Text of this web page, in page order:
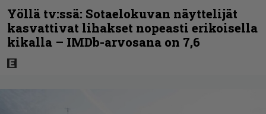
Yöllä tv:ssä: Sotaelokuvan näyttelijät
kasvattivat lihakset nopeasti erikoisella
kikalla – IMDb-arvosana on 7,6